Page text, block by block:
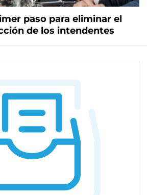
paso para eliminar el
de los intendentes